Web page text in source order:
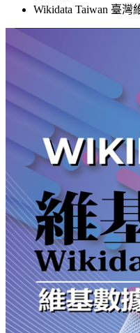
Wikidata Taiwan 臺灣